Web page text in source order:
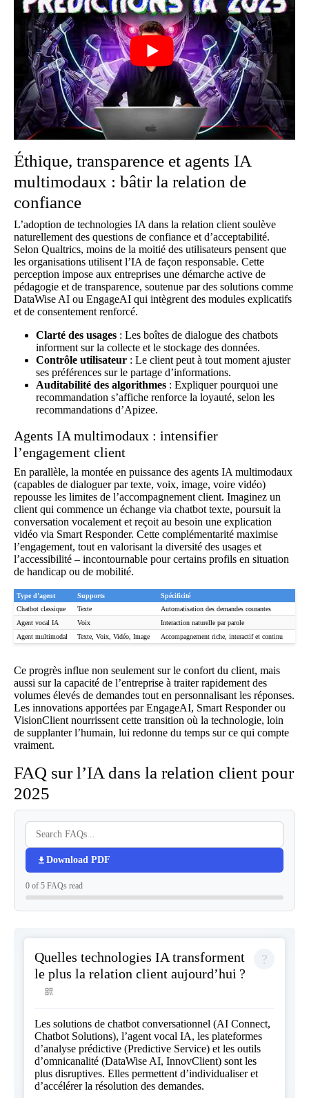
Éthique, transparence et agents IA
multimodaux : bâtir la relation de
confiance
L’adoption de technologies IA dans la relation client soulève
naturellement des questions de confiance et d’acceptabilité.
Selon Qualtrics, moins de la moitié des utilisateurs pensent que
les organisations utilisent l’IA de façon responsable. Cette
perception impose aux entreprises une démarche active de
pédagogie et de transparence, soutenue par des solutions comme
DataWise AI ou EngageAI qui intègrent des modules explicatifs
et de consentement renforcé.
Clarté des usages : Les boîtes de dialogue des chatbots
informent sur la collecte et le stockage des données.
Contrôle utilisateur : Le client peut à tout moment ajuster
ses préférences sur le partage d’informations.
Auditabilité des algorithmes : Expliquer pourquoi une
recommandation s’affiche renforce la loyauté, selon les
recommandations d’Apizee.
Agents IA multimodaux : intensifier
l’engagement client
En parallèle, la montée en puissance des agents IA multimodaux
(capables de dialoguer par texte, voix, image, voire vidéo)
repousse les limites de l’accompagnement client. Imaginez un
client qui commence un échange via chatbot texte, poursuit la
conversation vocalement et reçoit au besoin une explication
vidéo via Smart Responder. Cette complémentarité maximise
l’engagement, tout en valorisant la diversité des usages et
l’accessibilité – incontournable pour certains profils en situation
de handicap ou de mobilité.
Type d’agent Supports
Spécificité
Chatbot classique
Texte
Automatisation des demandes courantes
Agent vocal IA
Voix
Interaction naturelle par parole
Agent multimodal
Texte, Voix, Vidéo, Image Accompagnement riche, interactif et continu
Ce progrès influe non seulement sur le confort du client, mais
aussi sur la capacité de l’entreprise à traiter rapidement des
volumes élevés de demandes tout en personnalisant les réponses.
Les innovations apportées par EngageAI, Smart Responder ou
VisionClient nourrissent cette transition où la technologie, loin
de supplanter l’humain, lui redonne du temps sur ce qui compte
vraiment.
FAQ sur l’IA dans la relation client pour
2025
Download PDF
0 of 5 FAQs read
Quelles technologies IA transforment
le plus la relation client aujourd’hui ?
Les solutions de chatbot conversationnel (AI Connect,
Chatbot Solutions), l’agent vocal IA, les plateformes
d’analyse prédictive (Predictive Service) et les outils
d’omnicanalité (DataWise AI, InnovClient) sont les
plus disruptives. Elles permettent d’individualiser et
d’accélérer la résolution des demandes.